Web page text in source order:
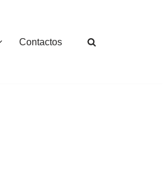
Contactos